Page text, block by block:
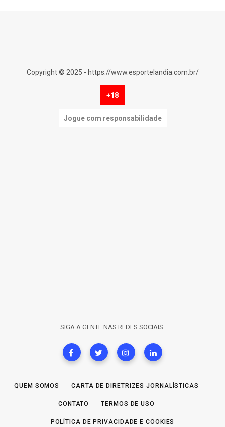
Copyright © 2025 - https://www.esportelandia.com.br/
+18
Jogue com responsabilidade
SIGA A GENTE NAS REDES SOCIAIS:
QUEM SOMOS CARTA DE DIRETRIZES JORNALÍSTICAS
CONTATO TERMOS DE USO
POLÍTICA DE PRIVACIDADE E COOKIES